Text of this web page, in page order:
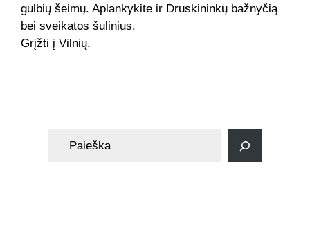
gulbių šeimų. Aplankykite ir Druskininkų bažnyčią
bei sveikatos šulinius.
Grįžti į Vilnių.